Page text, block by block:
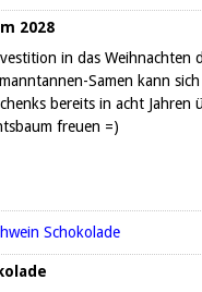
2028
in das Weihnachten
Samen kann
bereits in acht Jahren
freuen =)